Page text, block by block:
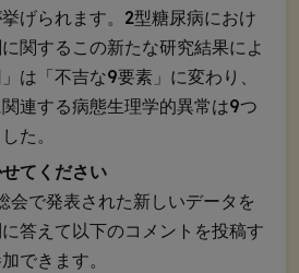
げられます。2型糖尿病におけ
関するこの新たな研究結果によ
は「不吉な9要素」に変わり、
連する病態生理学的異常は9つ
た。
てください
会で発表された新しいデータを
答えて以下のコメントを投稿す
できます。